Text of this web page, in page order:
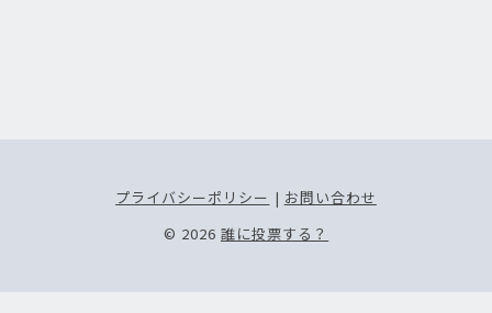
プライバシーポリシー | お問い合わせ
© 2026 誰に投票する？